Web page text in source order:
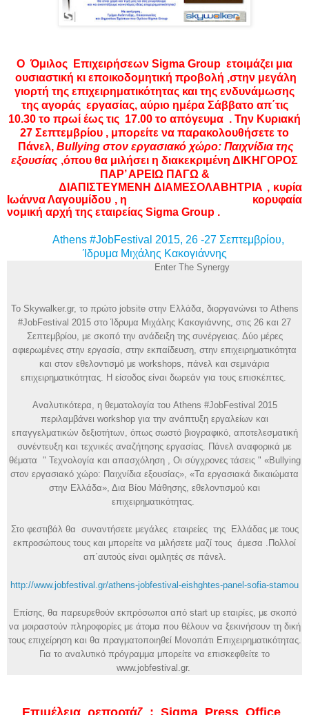
Ο Όμιλος Επιχειρήσεων Sigma Group ετοιμάζει μια
ουσιαστική κι εποικοδομητική προβολή ,στην μεγάλη
γιορτή της επιχειρηματικότητας και της ενδυνάμωσης
της αγοράς εργασίας, αύριο ημέρα Σάββατο απ΄τις
10.30 το πρωί έως τις 17.00 το απόγευμα . Την Κυριακή
27 Σεπτεμβρίου , μπορείτε να παρακολουθήσετε το
Πάνελ, Bullying στον εργασιακό χώρο: Παιχνίδια της
εξουσίας ,όπου θα μιλήσει η διακεκριμένη ΔΙΚΗΓΟΡΟΣ
ΠΑΡ’ ΑΡΕΙΩ ΠΑΓΩ &
ΔΙΑΠΙΣΤΕΥΜΕΝΗ ΔΙΑΜΕΣΟΛΑΒΗΤΡΙΑ , κυρία
Ιωάννα Λαγουμίδου , η κορυφαία
νομική αρχή της εταιρείας Sigma Group .
Athens #JobFestival 2015, 26 -27 Σεπτεμβρίου,
Ίδρυμα Μιχάλης Κακογιάννης
Enter The Synergy
Το Skywalker.gr, το πρώτο jobsite στην Ελλάδα, διοργανώνει το Athens
#JobFestival 2015 στο Ίδρυμα Μιχάλης Κακογιάννης, στις 26 και 27
Σεπτεμβρίου, με σκοπό την ανάδειξη της συνέργειας. Δύο μέρες
αφιερωμένες στην εργασία, στην εκπαίδευση, στην επιχειρηματικότητα
και στον εθελοντισμό με workshops, πάνελ και σεμινάρια
επιχειρηματικότητας. Η είσοδος είναι δωρεάν για τους επισκέπτες.
Αναλυτικότερα, η θεματολογία του Athens #JobFestival 2015
περιλαμβάνει workshop για την ανάπτυξη εργαλείων και
επαγγελματικών δεξιοτήτων, όπως σωστό βιογραφικό, αποτελεσματική
συνέντευξη και τεχνικές αναζήτησης εργασίας. Πάνελ αναφορικά με
θέματα " Τεχνολογία και απασχόληση , Οι σύγχρονες τάσεις " «Bullying
στον εργασιακό χώρο: Παιχνίδια εξουσίας», «Τα εργασιακά δικαιώματα
στην Ελλάδα», Δια Βίου Μάθησης, εθελοντισμού και
επιχειρηματικότητας.
Στο φεστιβάλ θα συναντήσετε μεγάλες εταιρείες της Ελλάδας με τους
εκπροσώπους τους και μπορείτε να μιλήσετε μαζί τους άμεσα .Πολλοί
απ΄αυτούς είναι ομιλητές σε πάνελ.
http://www.jobfestival.gr/athens-jobfestival-eishghtes-panel-sofia-stamou
Επίσης, θα παρευρεθούν εκπρόσωποι από start up εταιρίες, με σκοπό
να μοιραστούν πληροφορίες με άτομα που θέλουν να ξεκινήσουν τη δική
τους επιχείρηση και θα πραγματοποιηθεί Μονοπάτι Επιχειρηματικότητας.
Για το αναλυτικό πρόγραμμα μπορείτε να επισκεφθείτε το
www.jobfestival.gr.
Επιμέλεια ρεπορτάζ : Sigma Press Office